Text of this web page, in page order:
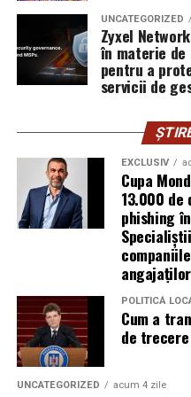
explică Horațiu Șimon,
cyber_Folks România.
Subiectul a fost semnalat
informările din ultima
operațiuni de
Avertismentele publice
asupra fanilor și
specialiștii atrag atenția
inclusiv atunci când nu
industria sportului,
Atacurile sunt mai
evenimentelor globale
Campaniile de phishing
importante profită de
UNCATEGORIZED
Zyxel
în materie
pentru a
servicii de
EXCLUSIV
Cupa
13.000 de
phishing
angajaților
POLITICĂ
Cum a
de
UNCATEGORIZED acum 4 zile